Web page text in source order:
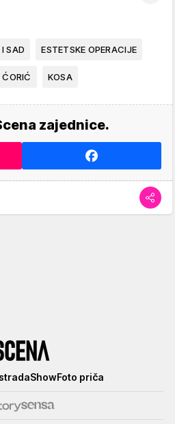
SAD ESTETSKE OPERACIJE
ĆORIĆ KOSA
zajednice.
ShowFoto priča